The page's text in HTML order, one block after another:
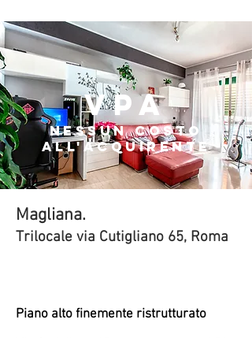
VPA
nessun costo
all'acquirente
Magliana.
Trilocale via Cutigliano 65, Roma
Piano alto finemente ristrutturato